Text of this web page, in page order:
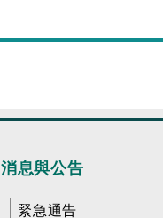
消息與公告
緊急通告